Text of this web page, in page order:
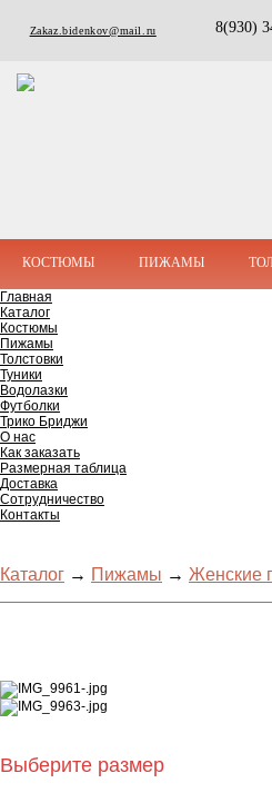
Zakaz.bidenkov@mail.ru 8(930)
КОСТЮМЫ ПИЖАМЫ
Главная
Каталог
Костюмы
Пижамы
Толстовки
Туники
Водолазки
Футболки
Трико Бриджи
О нас
Как заказать
Размерная таблица
Доставка
Сотрудничество
Контакты
Каталог → Пижамы → Женские
Выберите размер